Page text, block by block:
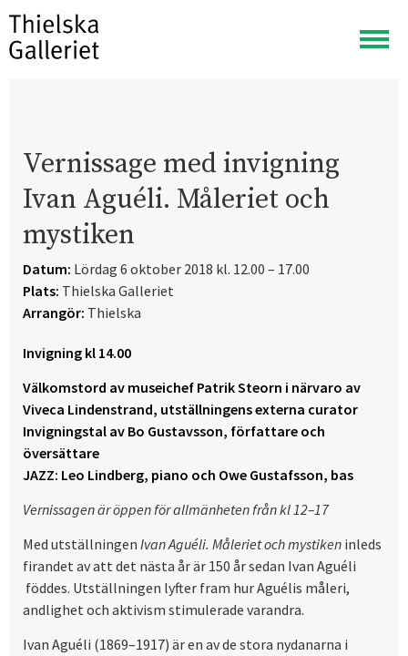
Visa
meny
Vernissage med invigning
Ivan Aguéli. Måleriet och
mystiken
Datum: Lördag 6 oktober 2018 kl. 12.00 – 17.00
Plats: Thielska Galleriet
Arrangör: Thielska
Invigning kl 14.00
Välkomstord av museichef Patrik Steorn i närvaro av
Viveca Lindenstrand, utställningens externa curator
Invigningstal av Bo Gustavsson, författare och
översättare
JAZZ: Leo Lindberg, piano och Owe Gustafsson, bas
Vernissagen är öppen för allmänheten från kl 12–17
Med utställningen Ivan Aguéli. Måleriet och mystiken inleds
firandet av att det nästa år är 150 år sedan Ivan Aguéli
föddes. Utställningen lyfter fram hur Aguélis måleri,
andlighet och aktivism stimulerade varandra.
Ivan Aguéli (1869–1917) är en av de stora nydanarna i